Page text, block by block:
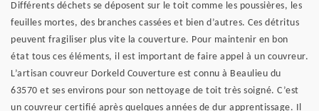
Différents déchets se déposent sur le toit comme les poussières, les
feuilles mortes, des branches cassées et bien d’autres. Ces détritus
peuvent fragiliser plus vite la couverture. Pour maintenir en bon
état tous ces éléments, il est important de faire appel à un couvreur.
L’artisan couvreur Dorkeld Couverture est connu à Beaulieu du
63570 et ses environs pour son nettoyage de toit très soigné. C’est
un couvreur certifié après quelques années de dur apprentissage. Il